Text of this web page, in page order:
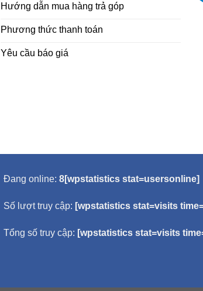
Hướng dẫn mua hàng trả góp
Phương thức thanh toán
Yêu cầu báo giá
Đang online: 8[wpstatistics stat=usersonline]
Số lượt truy cập: [wpstatistics stat=visits
Tổng số truy cập: [wpstatistics stat=visits